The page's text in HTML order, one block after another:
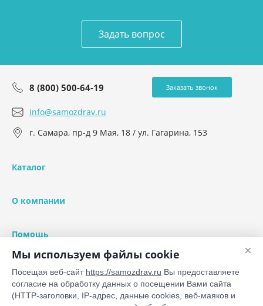
Задать вопрос
8 (800) 500-64-19 Заказать звонок
info@samozdrav.ru
г. Самара, пр-д 9 Мая, 18 / ул. Гагарина, 153
Каталог
О компании
Помощь
×
Мы используем файлы cookie
Посещая веб-сайт https://samozdrav.ru Вы предоставляете
согласие на обработку данных о посещении Вами сайта
(HTTP-заголовки, IP-адрес, данные cookies, веб-маяков и